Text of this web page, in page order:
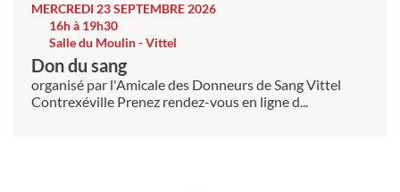
MERCREDI 23 SEPTEMBRE 2026
16h à 19h30
Salle du Moulin - Vittel
Don du sang
organisé par l'Amicale des Donneurs de Sang Vittel
Contrexéville Prenez rendez-vous en ligne d...